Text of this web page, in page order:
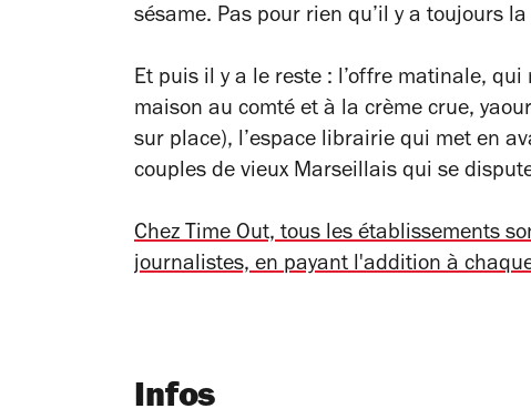
sésame. Pas pour rien qu’il y a toujours
Et puis il y a le reste : l’offre matinale,
maison au comté et à la crème crue,
sur place), l’espace librairie qui met en
couples de vieux Marseillais qui se
Chez Time Out, tous les établissements
journalistes, en payant l'addition à
Infos